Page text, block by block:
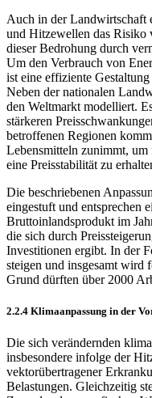
Auch in der Landwirtschaft
und Hitzewellen das Risiko
dieser Bedrohung durch
Um den Verbrauch von
ist eine effizi­ente
Neben der nationalen
den Weltmarkt modelliert.
stärkeren
betroffenen Regionen
Lebensmitteln zunimmt, um
eine Preisstabilität zu
Die beschriebenen
eingestuft und entsprechen
Bruttoinlandsprodukt im
die sich durch
Investitionen ergibt. In der
steigen und insgesamt wird
Grund dürften über 2000
2.2.4 Klimaanpassung in der
Die sich verändernden
insbesondere infolge der
vektorübertragener
Belastungen. Gleichzeitig